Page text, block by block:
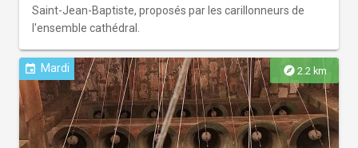
Saint-Jean-Baptiste, proposés par les carillonneurs de
l'ensemble cathédral.
explore 2.2 km
event Mardi